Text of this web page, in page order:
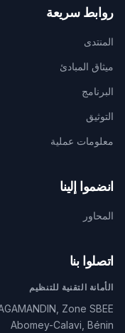
روابط سريعة
المنتدى
ميثاق المبادئ
البرنامج
التوثيق
معلومات عملية
انضموا إلينا
المحاور
اتصلوا بنا
الأمانة التقنية للتنظيم
Zone SBEE,
Abomey-Calavi, Bénin